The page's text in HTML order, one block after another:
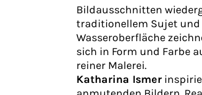
Bildausschnitten
traditionellem Sujet und
Wasseroberfläche
sich in Form und Farbe
reiner Malerei.
Katharina Ismer